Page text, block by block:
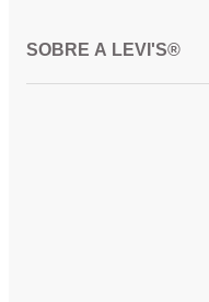
SOBRE A LEVI'S®